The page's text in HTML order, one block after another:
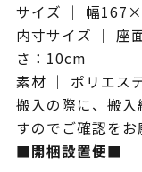
サイズ ｜ 幅
内寸サイズ ｜ 座
さ：10cm
素材 ｜ ポリエス
搬入の際に、搬
すのでご確認をお
■開梱設置便■